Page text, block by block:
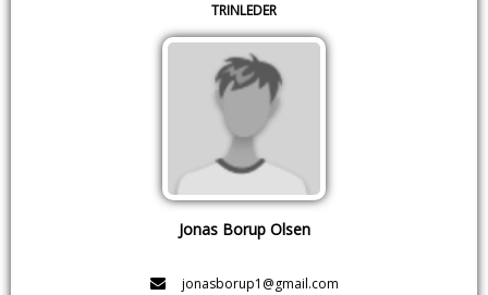
TRINLEDER
Jonas Borup Olsen
jonasborup1@gmail.com